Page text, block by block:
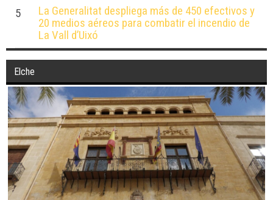
5
La Generalitat despliega más de 450 efectivos y
20 medios aéreos para combatir el incendio de
La Vall d’Uixó
Elche